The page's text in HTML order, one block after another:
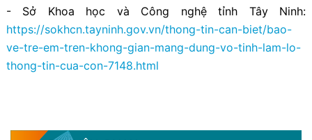
- Sở Khoa học và Công nghệ tỉnh Tây Ninh:
https://sokhcn.tayninh.gov.vn/thong-tin-can-biet/bao-
ve-tre-em-tren-khong-gian-mang-dung-vo-tinh-lam-lo-
thong-tin-cua-con-7148.html